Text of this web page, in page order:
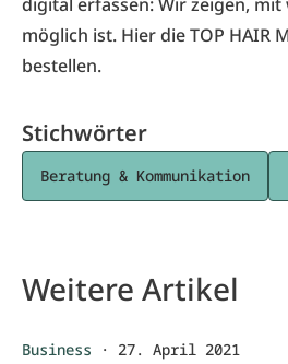
möglich ist. Hier dieTOP HAIR
bestellen.
Stichwörter
Beratung & Kommunikation
Weitere Artikel
Business · 27. April 2021